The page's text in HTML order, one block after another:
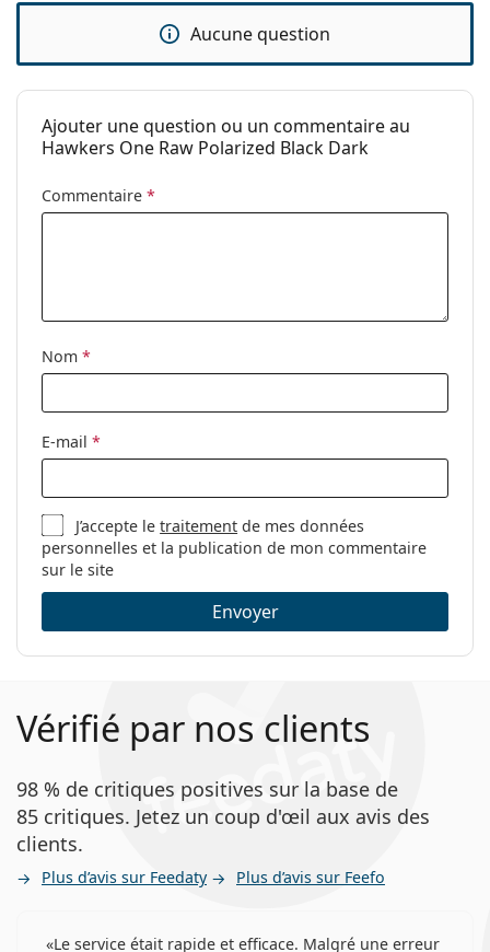
Unisex
Catégorie:
Lunettes de soleil
Marque:
Hawkers
Utilisation:
Mode
Aucune question
Ajouter une question ou un commentaire au
Hawkers One Raw Polarized Black Dark
Commentaire *
Nom *
E-mail *
J’accepte letraitement de mes données
personnelles et la publication de mon commentaire
sur le site
Envoyer
Vérifié par nos clients
98 % de critiques positives sur la base de
85 critiques. Jetez un coup d'œil aux avis des
clients.
Plus d’avis sur Feedaty Plus d’avis sur Feefo
Le service était rapide et efficace. Malgré une erreur